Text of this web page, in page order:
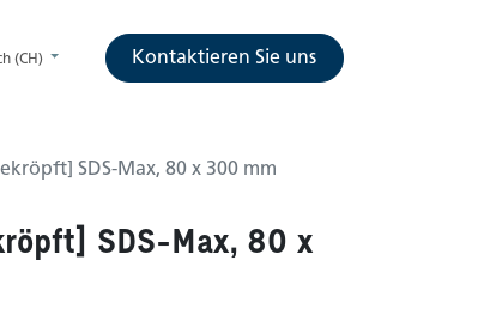
(CH) Kontaktieren Sie uns
SDS-Max, 80 x 300 mm
SDS-Max, 80 x